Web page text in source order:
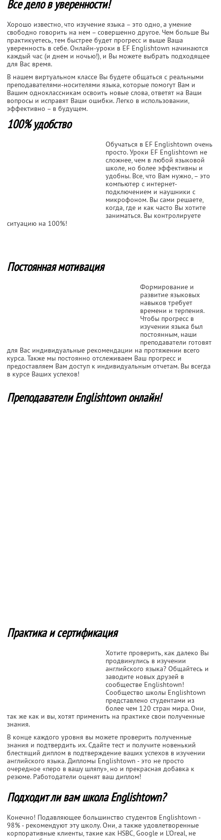
Все дело в уверенности!
Хорошо известно, что изучение языка – это одно, а умение
свободно говорить на нем – совершенно другое. Чем больше Вы
практикуетесь, тем быстрее будет прогресс и выше Ваша
уверенность в себе. Онлайн-уроки в EF Englishtown начинаются
каждый час (и днем и ночью!), и Вы можете выбрать подходящее
для Вас время.
В нашем виртуальном классе Вы будете общаться с реальными
преподавателями-носителями языка, которые помогут Вам и
Вашим одноклассникам освоить новые слова, ответят на Ваши
вопросы и исправят Ваши ошибки. Легко в использовании,
эффективно – в будущем.
100% удобство
Обучаться в EF Englishtown очень
просто. Уроки EF Englishtown не
сложнее, чем в любой языковой
школе, но более эффективны и
удобны. Все, что Вам нужно, – это
компьютер с интернет-
подключением и наушники с
микрофоном. Вы сами решаете,
когда, где и как часто Вы хотите
заниматься. Вы контролируете
ситуацию на 100%!
Постоянная мотивация
Формирование и
развитие языковых
навыков требует
времени и терпения.
Чтобы прогресс в
изучении языка был
постоянным, наши
преподаватели готовят
для Вас индивидуальные рекомендации на протяжении всего
курса. Также мы постоянно отслеживаем Ваш прогресс и
предоставляем Вам доступ к индивидуальным отчетам. Вы всегда
в курсе Ваших успехов!
Преподаватели Englishtown онлайн!
Практика и сертификация
Хотите проверить, как далеко Вы
продвинулись в изучении
английского языка? Общайтесь и
заводите новых друзей в
сообществе Englishtown!
Сообщество школы Englishtown
представлено студентами из
более чем 120 стран мира. Они,
так же как и вы, хотят применить на практике свои полученные
знания.
В конце каждого уровня вы можете проверить полученные
знания и подтвердить их. Сдайте тест и получите новенький
блестящий диплом в подтверждение ваших успехов в изучении
английского языка. Дипломы Englishtown - это не просто
очередное «перо в вашу шляпу», но и прекрасная добавка к
резюме. Работодатели оценят ваш диплом!
Подходит ли вам школа Englishtown?
Конечно! Подавляющее большинство студентов Englishtown -
98% - рекомендуют эту школу. Они, а также удовлетворенные
корпоративные клиенты, такие как HSBC, Google и L'Oreal, не